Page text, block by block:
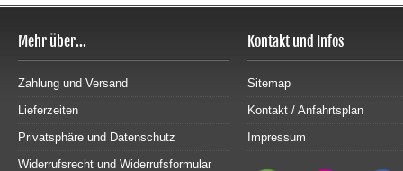
Mehr über...
Zahlung und Versand
Lieferzeiten
Privatsphäre und Datenschutz
Widerrufsrecht und Widerrufsformular
Kontakt und Infos
Sitemap
Kontakt / Anfahrtsplan
Impressum